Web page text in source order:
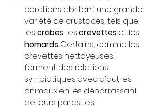
coralliens abritent une grande
variété de crustacés, tels que
les crabes, les crevettes et les
homards. Certains, comme les
crevettes nettoyeuses,
forment des relations
symbiotiques avec d'autres
animaux en les débarrassant
de leurs parasites.